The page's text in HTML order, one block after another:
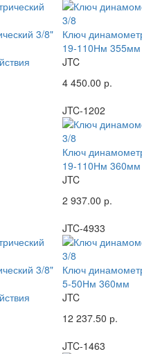
3/8"
Ключ
19-110Нм 355мм
JTC
4 450.00 р.
JTC-1202
Ключ
19-110Нм 360мм
JTC
2 937.00 р.
3/8"
JTC-4933
Ключ
5-50Нм 360мм
JTC
12 237.50 р.
JTC-1463